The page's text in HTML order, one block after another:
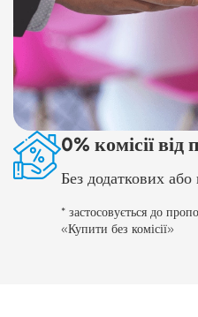
0% комісії
Без додаткових
* застосовується до
«Купити без комісії»